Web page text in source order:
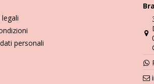
anche aspirarlo a casa o immergerlo in
del necessario. Perché? Potrebbe
comunemente noti, ma non utilizzare
dei tessuti e della tintura di pezzi
sbiadimento del colore.
personali